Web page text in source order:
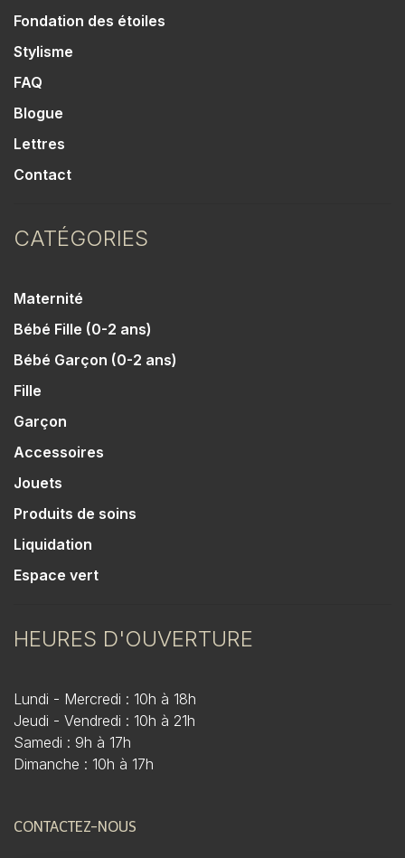
Fondation des étoiles
Stylisme
FAQ
Blogue
Lettres
Contact
CATÉGORIES
Maternité
Bébé Fille (0-2 ans)
Bébé Garçon (0-2 ans)
Fille
Garçon
Accessoires
Jouets
Produits de soins
Liquidation
Espace vert
HEURES D'OUVERTURE
Lundi - Mercredi : 10h à 18h
Jeudi - Vendredi : 10h à 21h
Samedi : 9h à 17h
Dimanche : 10h à 17h
CONTACTEZ-NOUS